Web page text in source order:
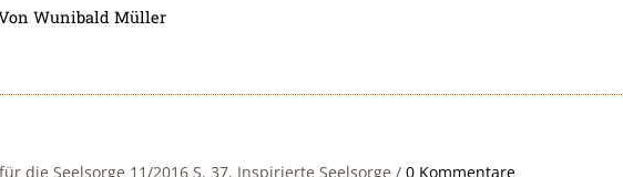
Wunibald Müller
die Seelsorge 11/2016 S. 37, Inspirierte Seelsorge / 0 Kommentare